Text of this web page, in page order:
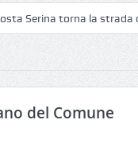
torna la strada di libri
del Comune